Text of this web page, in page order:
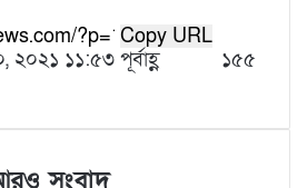
Copy URL
১১:৫৩ পূর্বাহ্ণ
১৫৫
n
e
d
i
o
t
a
e
i
t
সংবাদ